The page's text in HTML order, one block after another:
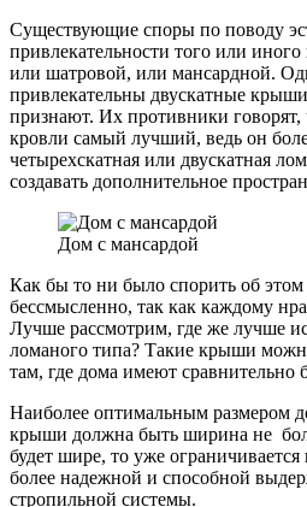
Существующие споры по поводу
привлекательности того или
или шатровой, или мансардной.
привлекательны двускатные
признают. Их противники
кровли самый лучший, ведь он
четырехскатная или двускатная
создавать дополнительное
Дом с мансардой
Как бы то ни было спорить об
бессмысленно, так как каждому
Лучше рассмотрим, где же лучше
ломаного типа? Такие крыши
там, где дома имеют
Наиболее оптимальным размером
крыши должна быть ширина не
будет шире, то уже
более надежной и способной
стропильной системы.